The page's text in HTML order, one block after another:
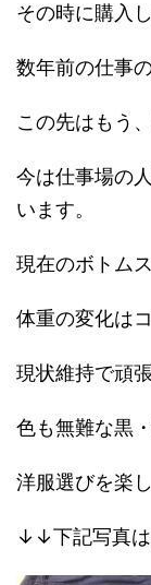
その時に購入
数年前の仕事
この先はもう
今は仕事場の
います。
現在のボトム
体重の変化は
現状維持で頑
色も無難な黒
洋服選びを楽
↓↓下記写真は